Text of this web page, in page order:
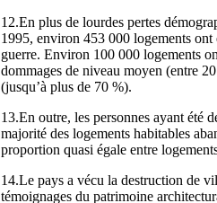
12.En plus de lourdes pertes
1995, environ 453 000 logements
guerre. Environ 100 000 logements
dommages de niveau moyen (entre
(jusqu’à plus de 70 %).
13.En outre, les personnes ayant été
majorité des logements habitables
proportion quasi égale entre
14.Le pays a vécu la destruction de
témoignages du patrimoine